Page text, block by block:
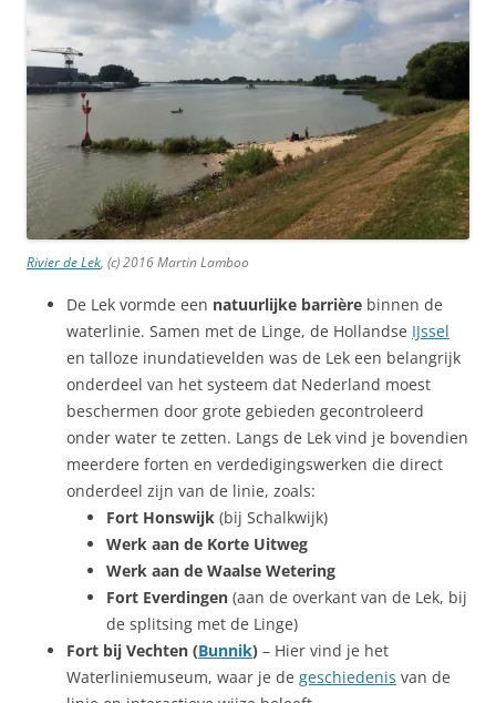
Rivier de Lek, (c) 2016 Martin Lamboo
De Lek vormde een natuurlijke barrière binnen de
waterlinie. Samen met de Linge, de Hollandse IJssel
en talloze inundatievelden was de Lek een belangrijk
onderdeel van het systeem dat Nederland moest
beschermen door grote gebieden gecontroleerd
onder water te zetten. Langs de Lek vind je bovendien
meerdere forten en verdedigingswerken die direct
onderdeel zijn van de linie, zoals:
Fort Honswijk (bij Schalkwijk)
Werk aan de Korte Uitweg
Werk aan de Waalse Wetering
Fort Everdingen (aan de overkant van de Lek, bij
de splitsing met de Linge)
Fort bij Vechten (Bunnik) – Hier vind je het
Waterliniemuseum, waar je de geschiedenis van de